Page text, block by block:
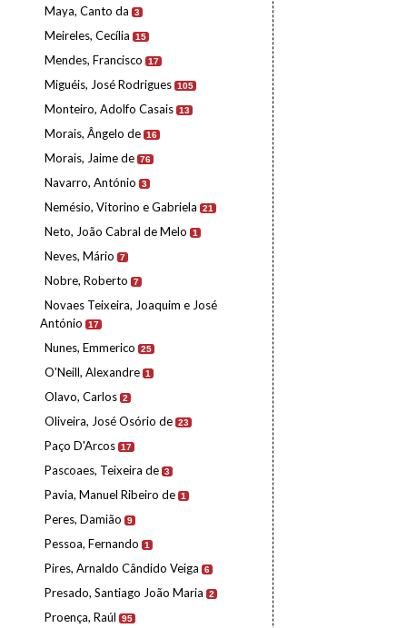
Maya, Canto da 3
Meireles, Cecília 15
Mendes, Francisco 17
Miguéis, José Rodrigues 105
Monteiro, Adolfo Casais 13
Morais, Ângelo de 16
Morais, Jaime de 76
Navarro, António 3
Nemésio, Vitorino e Gabriela 21
Neto, João Cabral de Melo 1
Neves, Mário 7
Nobre, Roberto 7
Novaes Teixeira, Joaquim e José
António
17
Nunes, Emmerico 25
O'Neill, Alexandre 1
Olavo, Carlos 2
Oliveira, José Osório de 23
Paço D'Arcos 17
Pascoaes, Teixeira de 3
Pavia, Manuel Ribeiro de 1
Peres, Damião 9
Pessoa, Fernando 1
Pires, Arnaldo Cândido Veiga 6
Presado, Santiago João Maria 2
Proença, Raúl 95